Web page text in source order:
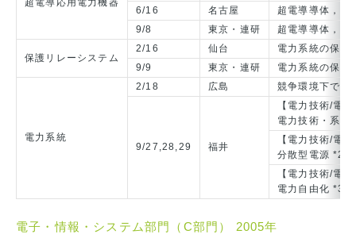
超電導応用電力機器
6/16 名古屋
超電導導体，バ
9/8
東京・連研 超電導導体，バ
保護リレーシステム
2/16 仙台
電力系統の保護
9/9
東京・連研 電力系統の保護
電力系統
2/18 広島 競争環境下での
9/27,28,29 福井
【電力技術/電
電力技術・系統
【電力技術/電
分散型電源 *2
【電力技術/電
電力自由化 *3
電子・情報・システム部門（C部門） 2005年